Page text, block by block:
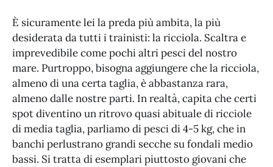
È sicuramente lei la preda più ambita, la più
desiderata da tutti i trainisti: la ricciola. Scaltra e
imprevedibile come pochi altri pesci del nostro
mare. Purtroppo, bisogna aggiungere che la ricciola,
almeno di una certa taglia, è abbastanza rara,
almeno dalle nostre parti. In realtà, capita che certi
spot diventino un ritrovo quasi abituale di ricciole
di media taglia, parliamo di pesci di 4-5 kg, che in
banchi perlustrano grandi secche su fondali medio
bassi. Si tratta di esemplari piuttosto giovani che